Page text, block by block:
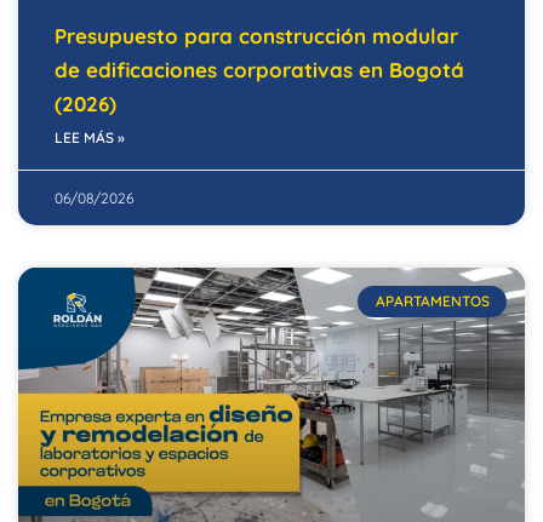
Presupuesto para construcción modular
de edificaciones corporativas en Bogotá
(2026)
LEE MÁS »
06/08/2026
APARTAMENTOS